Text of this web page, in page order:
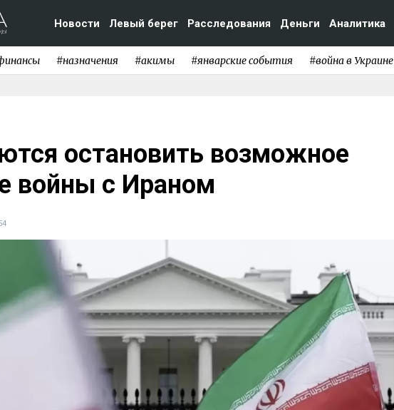
Новости Левый берег Расследования Деньги Аналитика
#назначения #акимы #январские события #война в Украине
остановить возможное
войны с Ираном